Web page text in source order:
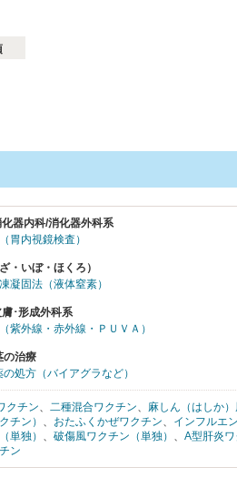
器内科/消化器外科系
胃内視鏡検査）
・いぼ・ほくろ）
凝固法（液体窒素）
･形成外科系
紫外線・赤外線・ＰＵＶＡ）
の治療
の処方（バイアグラなど）
クチン、 二種混合ワクチン、 麻しん（はしか
チン） 、 おたふくかぜワクチン、 インフルエ
単独） 、 破傷風ワクチン（単独） 、 A型肝炎
ン